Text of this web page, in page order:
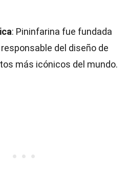
: Pininfarina fue fundada
del diseño de
más icónicos del mundo.